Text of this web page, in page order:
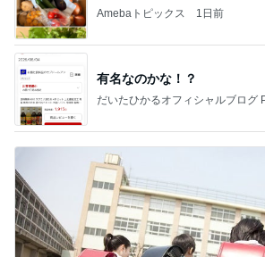
Amebaトピックス 1日前
有名なのかな！？
だいたひかるオフィシャルブログ